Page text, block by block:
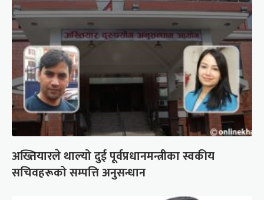
अख्तियारले थाल्यो दुई पूर्वप्रधानमन्त्रीका स्वकीय
सचिवहरूको सम्पत्ति अनुसन्धान